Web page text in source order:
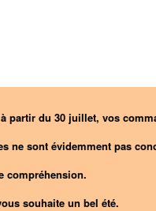
partir du 30 juillet, vos
ne sont évidemment pas
compréhension.
souhaite un bel été.